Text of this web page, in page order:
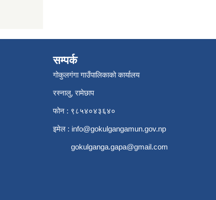
सम्पर्क
गोकुलगंगा गाउँपालिकाको कार्यालय
रस्नालु, रामेछाप
फोन : ९८५४०४३६४०
इमेल : info@gokulgangamun.gov.np
gokulganga.gapa@gmail.com